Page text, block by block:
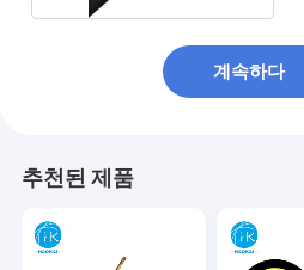
계속하다
추천된 제품